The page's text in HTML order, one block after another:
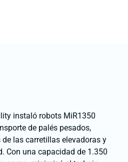
instaló robots MiR1350
de palés pesados,
las carretillas elevadoras y
Con una capacidad de 1.350